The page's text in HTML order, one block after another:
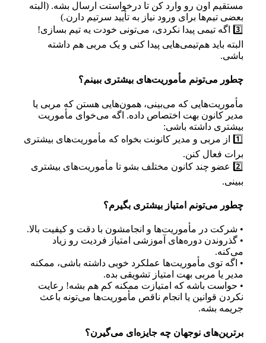
مستقیم اون رو وارد کن تا درخواستت ارسال بشه. (البته
بعضی تیم‌ها برای ورود نیاز به تأیید سرتیم دارن.)
3️⃣ اگه تیمی پیدا نکردی، می‌تونی خودت یه تیم بسازی!
البته باید هم‌تیمی‌هایی پیدا کنی و یک مربی هم داشته
باشی.
چطور می‌تونم مأموریت‌های بیشتری ببینم؟
مأموریت‌هایی که می‌بینی، همون‌هایی هستن که مربی یا
مدیر کانون بهت اختصاص داده. اگه می‌خوای مأموریت
بیشتری داشته باشی:
1️⃣ از مربی و مدیر کانونت بخواه که مأموریت‌های بیشتری
برات فعال کنن.
2️⃣ عضو چند کانون مختلف بشو تا مأموریت‌های بیشتری
ببینی.
چطور می‌تونم امتیاز بیشتری بگیرم؟
• شرکت در مأموریت‌ها و انجامشون با دقت و کیفیت بالا.
• گذروندن دوره‌های آموزشی امتیاز فردیت رو زیاد
می‌کنه.
• اگه توی مأموریت‌ها عملکرد خوبی داشته باشی، ممکنه
مدیر یا مربی بهت امتیاز تشویقی بده.
• حواست باشه که امتیازت ممکنه کم هم بشه! رعایت
نکردن قوانین یا انجام ناقص مأموریت‌ها می‌تونه باعث
جریمه بشه.
برترین‌های نوجهان چه جایزه‌ای می‌گیرن؟